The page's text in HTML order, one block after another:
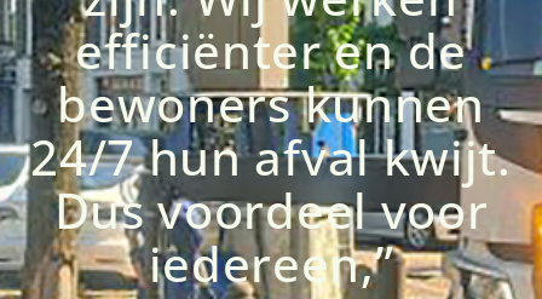
efficiënter en de
bewoners kunnen
24/7 hun afval kwijt.
Dus voordeel voor
iedereen,”